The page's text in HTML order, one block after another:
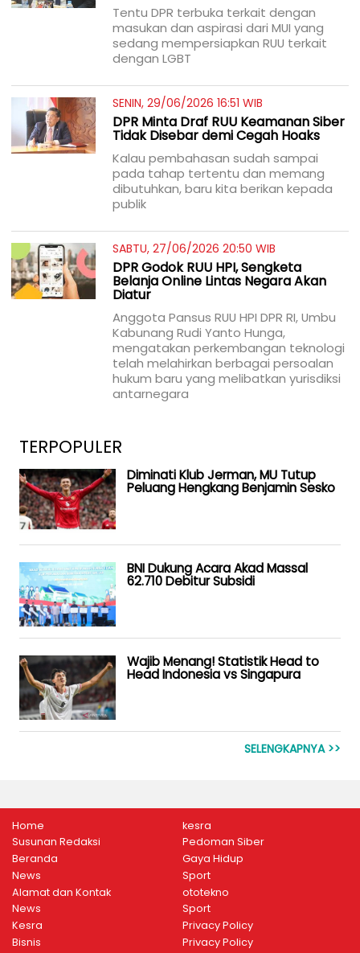
Tentu DPR terbuka terkait dengan
masukan dan aspirasi dari MUI yang
sedang mempersiapkan RUU terkait
dengan LGBT
SENIN, 29/06/2026 16:51 WIB
DPR Minta Draf RUU Keamanan Siber
Tidak Disebar demi Cegah Hoaks
Kalau pembahasan sudah sampai
pada tahap tertentu dan memang
dibutuhkan, baru kita berikan kepada
publik
SABTU, 27/06/2026 20:50 WIB
DPR Godok RUU HPI, Sengketa
Belanja Online Lintas Negara Akan
Diatur
Anggota Pansus RUU HPI DPR RI, Umbu
Kabunang Rudi Yanto Hunga,
mengatakan perkembangan teknologi
telah melahirkan berbagai persoalan
hukum baru yang melibatkan yurisdiksi
antarnegara
TERPOPULER
Diminati Klub Jerman, MU Tutup
Peluang Hengkang Benjamin Sesko
BNI Dukung Acara Akad Massal
62.710 Debitur Subsidi
Wajib Menang! Statistik Head to
Head Indonesia vs Singapura
SELENGKAPNYA >>
Home
Susunan Redaksi
Beranda
News
Alamat dan Kontak
News
Kesra
Bisnis
kesra
Pedoman Siber
Gaya Hidup
Sport
ototekno
Sport
Privacy Policy
Privacy Policy